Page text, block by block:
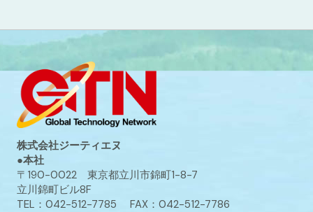
株式会社ジーティエヌ
●本社
〒190-0022 東京都立川市錦町1-8-7
立川錦町ビル8F
TEL：042-512-7785 FAX：042-512-7786